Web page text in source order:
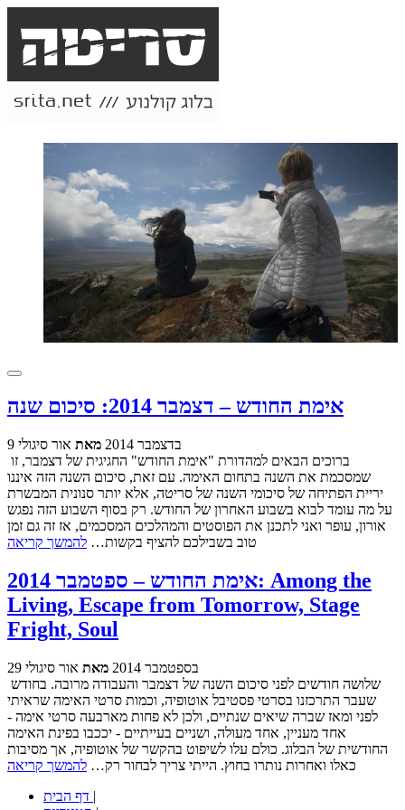
אימת החודש – דצמבר 2014: סיכום שנה
9 בדצמבר 2014 מאת אור סיגולי
שמסכמת את השנה בתחום האימה. עם זאת, סיכום השנה הזה איננו
יריית הפתיחה של סיכומי השנה של סריטה, אלא יותר סנונית המבשרת
על מה עומד לבוא בשבוע האחרון של החודש. רק בסוף השבוע הזה נפגש
אורון, עופר ואני לתכנן את הפוסטים והמהלכים המסכמים, אז זה גם זמן
טוב בשבילכם להציף בקשות… להמשך קריאה
אימת החודש – ספטמבר 2014: Among the
Living, Escape from Tomorrow, Stage
Fright, Soul
29 בספטמבר 2014 מאת אור סיגולי
שעבר התרכזנו בסרטי פסטיבל אוטופיה, וכמות סרטי האימה שראיתי
לפני ומאז שברה שיאים שנתיים, ולכן לא פחות מארבעה סרטי אימה -
אחד מעניין, אחד מעולה, ושניים בעייתיים - יככבו בפינת האימה
החודשית של הבלוג. כולם עלו לשיפוט בהקשר של אוטופיה, אך מסיבות
כאלו ואחרות נותרו בחוץ. הייתי צריך לבחור רק… להמשך קריאה
|